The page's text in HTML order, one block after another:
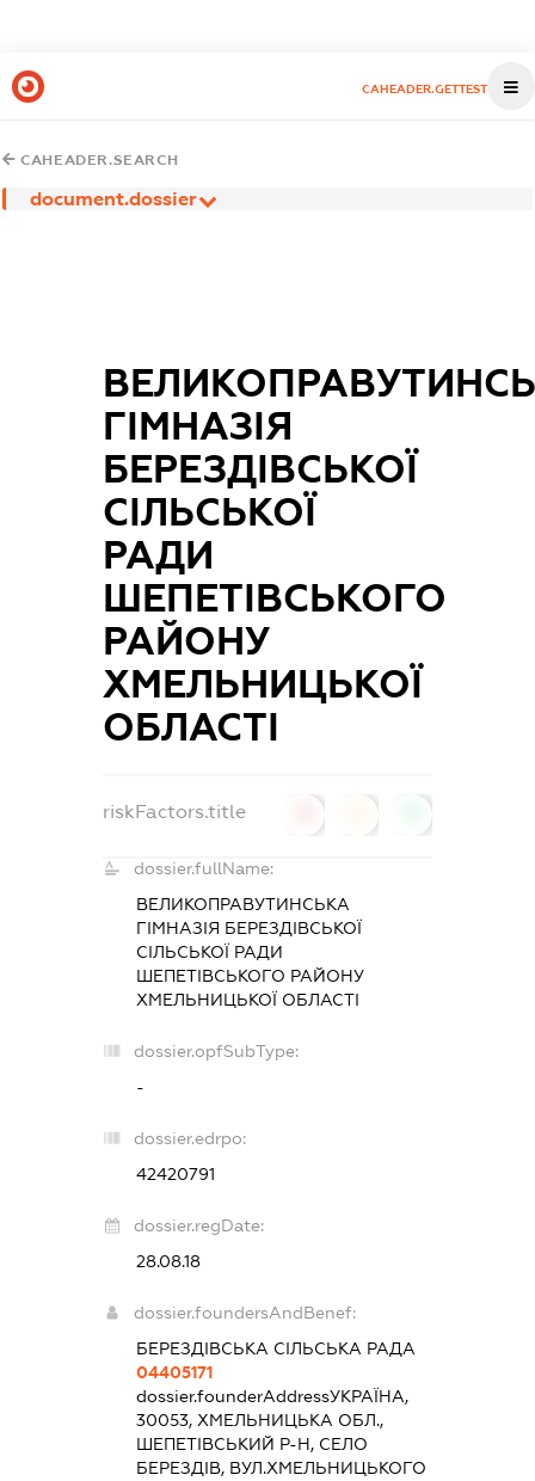
CAHEADER.GETTEST
CAHEADER.SEARCH
document.dossier
ГІМНАЗІЯ
БЕРЕЗДІВСЬКОЇ
СІЛЬСЬКОЇ
РАДИ
ШЕПЕТІВСЬКОГО
РАЙОНУ
ХМЕЛЬНИЦЬКОЇ
ОБЛАСТІ
riskFactors.title
dossier.fullName:
ВЕЛИКОПРАВУТИНСЬКА
ГІМНАЗІЯ БЕРЕЗДІВСЬКОЇ
СІЛЬСЬКОЇ РАДИ
ШЕПЕТІВСЬКОГО РАЙОНУ
ХМЕЛЬНИЦЬКОЇ ОБЛАСТІ
dossier.opfSubType:
-
dossier.edrpo:
42420791
dossier.regDate:
28.08.18
dossier.foundersAndBenef:
БЕРЕЗДІВСЬКА СІЛЬСЬКА РАДА
04405171
dossier.founderAddressУКРАЇНА,
30053, ХМЕЛЬНИЦЬКА ОБЛ.,
ШЕПЕТІВСЬКИЙ Р-Н, СЕЛО
БЕРЕЗДІВ, ВУЛ.ХМЕЛЬНИЦЬКОГО